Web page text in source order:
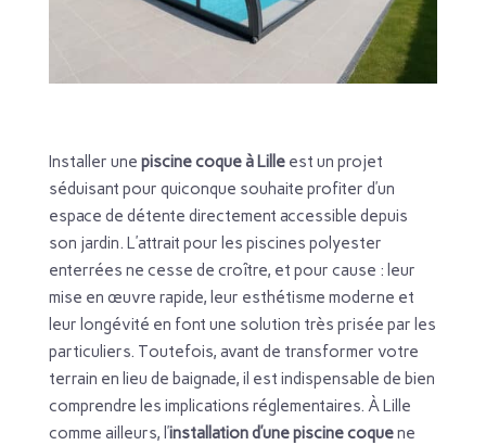
Installer une piscine coque à Lilleest un projet
séduisant pour quiconque souhaite profiter d’un
espace de détente directement accessible depuis
son jardin. L’attrait pour les piscines polyester
enterrées ne cesse de croître, et pour cause : leur
mise en œuvre rapide, leur esthétisme moderne et
leur longévité en font une solution très prisée par les
particuliers. Toutefois, avant de transformer votre
terrain en lieu de baignade, il est indispensable de bien
comprendre les implications réglementaires. À Lille
comme ailleurs, l’installation d’une piscine coquene